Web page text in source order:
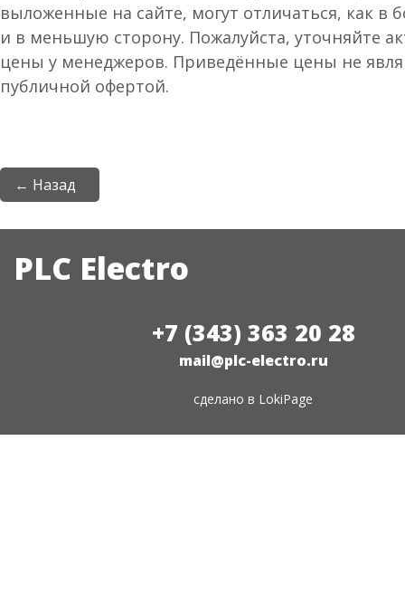
выложенные на сайте, могут отличаться, как в
и в меньшую сторону. Пожалуйста, уточняйте
цены у менеджеров. Приведённые цены не
публичной офертой.
← Назад
PLC Electro
+7 (343) 363 20 28
mail@plc-electro.ru
сделано в LokiPage